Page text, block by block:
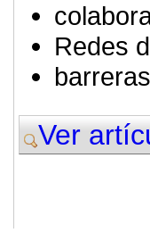
Redes
Ver